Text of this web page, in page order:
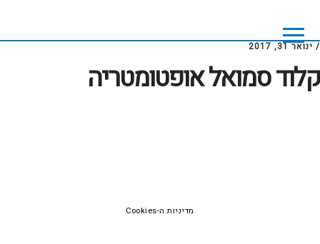
main
content
footer
/ ינואר 31, 2017
קלוד סמואל אופטומטריה
מדיניות ה-Cookies